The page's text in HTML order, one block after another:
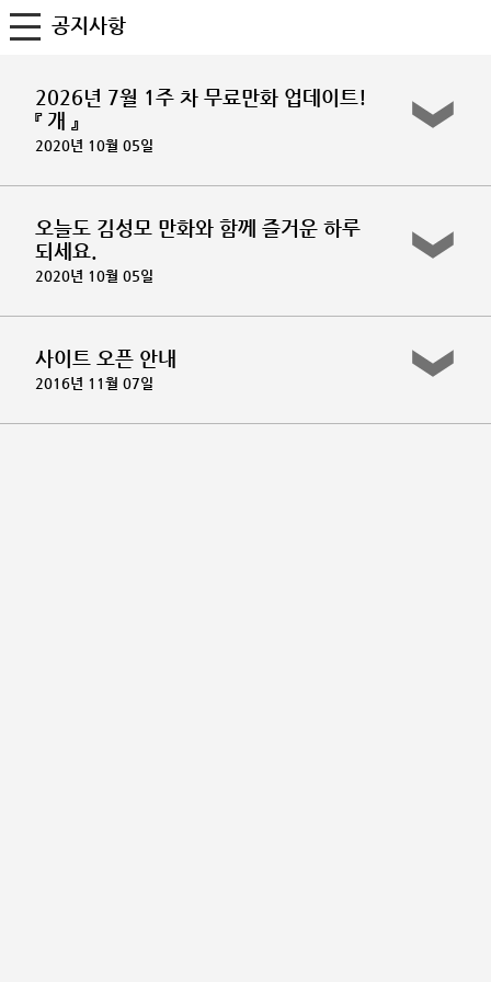
공지사항
2026년 7월 1주 차 무료만화 업데이트!
『 개 』
2020년 10월 05일
오늘도 김성모 만화와 함께 즐거운 하루
되세요.
2020년 10월 05일
사이트 오픈 안내
2016년 11월 07일